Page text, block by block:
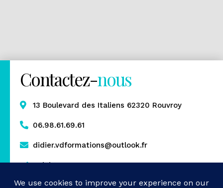
Contactez-nous
13 Boulevard des Italiens 62320 Rouvroy
06.98.61.69.61
didier.vdformations@outlook.fr
Rejoignez-nous